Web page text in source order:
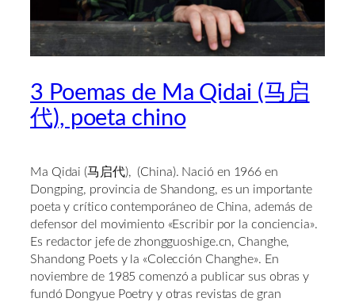
3 Poemas de Ma Qidai (马启
代), poeta chino
Ma Qidai (马启代), (China). Nació en 1966 en
Dongping, provincia de Shandong, es un importante
poeta y crítico contemporáneo de China, además de
defensor del movimiento «Escribir por la conciencia».
Es redactor jefe de zhongguoshige.cn, Changhe,
Shandong Poets y la «Colección Changhe». En
noviembre de 1985 comenzó a publicar sus obras y
fundó Dongyue Poetry y otras revistas de gran